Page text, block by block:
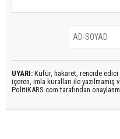
UYARI: Küfür, hakaret, rencide edici
içeren, imla kuralları ile yazılmamış
PolitiKARS.com tarafından